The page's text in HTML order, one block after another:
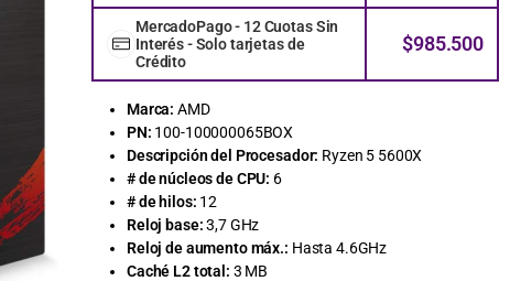
MercadoPago - 12 Cuotas Sin
Interés - Solo tarjetas de
Crédito
$985.500
Marca: AMD
PN: 100-100000065BOX
Descripción del Procesador: Ryzen 5 5600X
# de núcleos de CPU: 6
# de hilos: 12
Reloj base:3,7 GHz
Reloj de aumento máx.: Hasta 4.6GHz
Caché L2 total: 3 MB